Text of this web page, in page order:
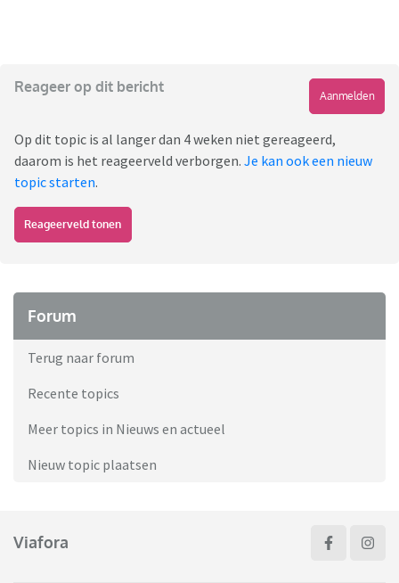
Reageer op dit bericht
Aanmelden
Op dit topic is al langer dan 4 weken niet gereageerd,
daarom is het reageerveld verborgen. Je kan ook een nieuw
topic starten.
Reageerveld tonen
Forum
Terug naar forum
Recente topics
Meer topics in Nieuws en actueel
Nieuw topic plaatsen
Viafora